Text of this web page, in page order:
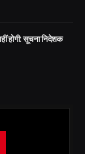
होगी: सूचना निदेशक